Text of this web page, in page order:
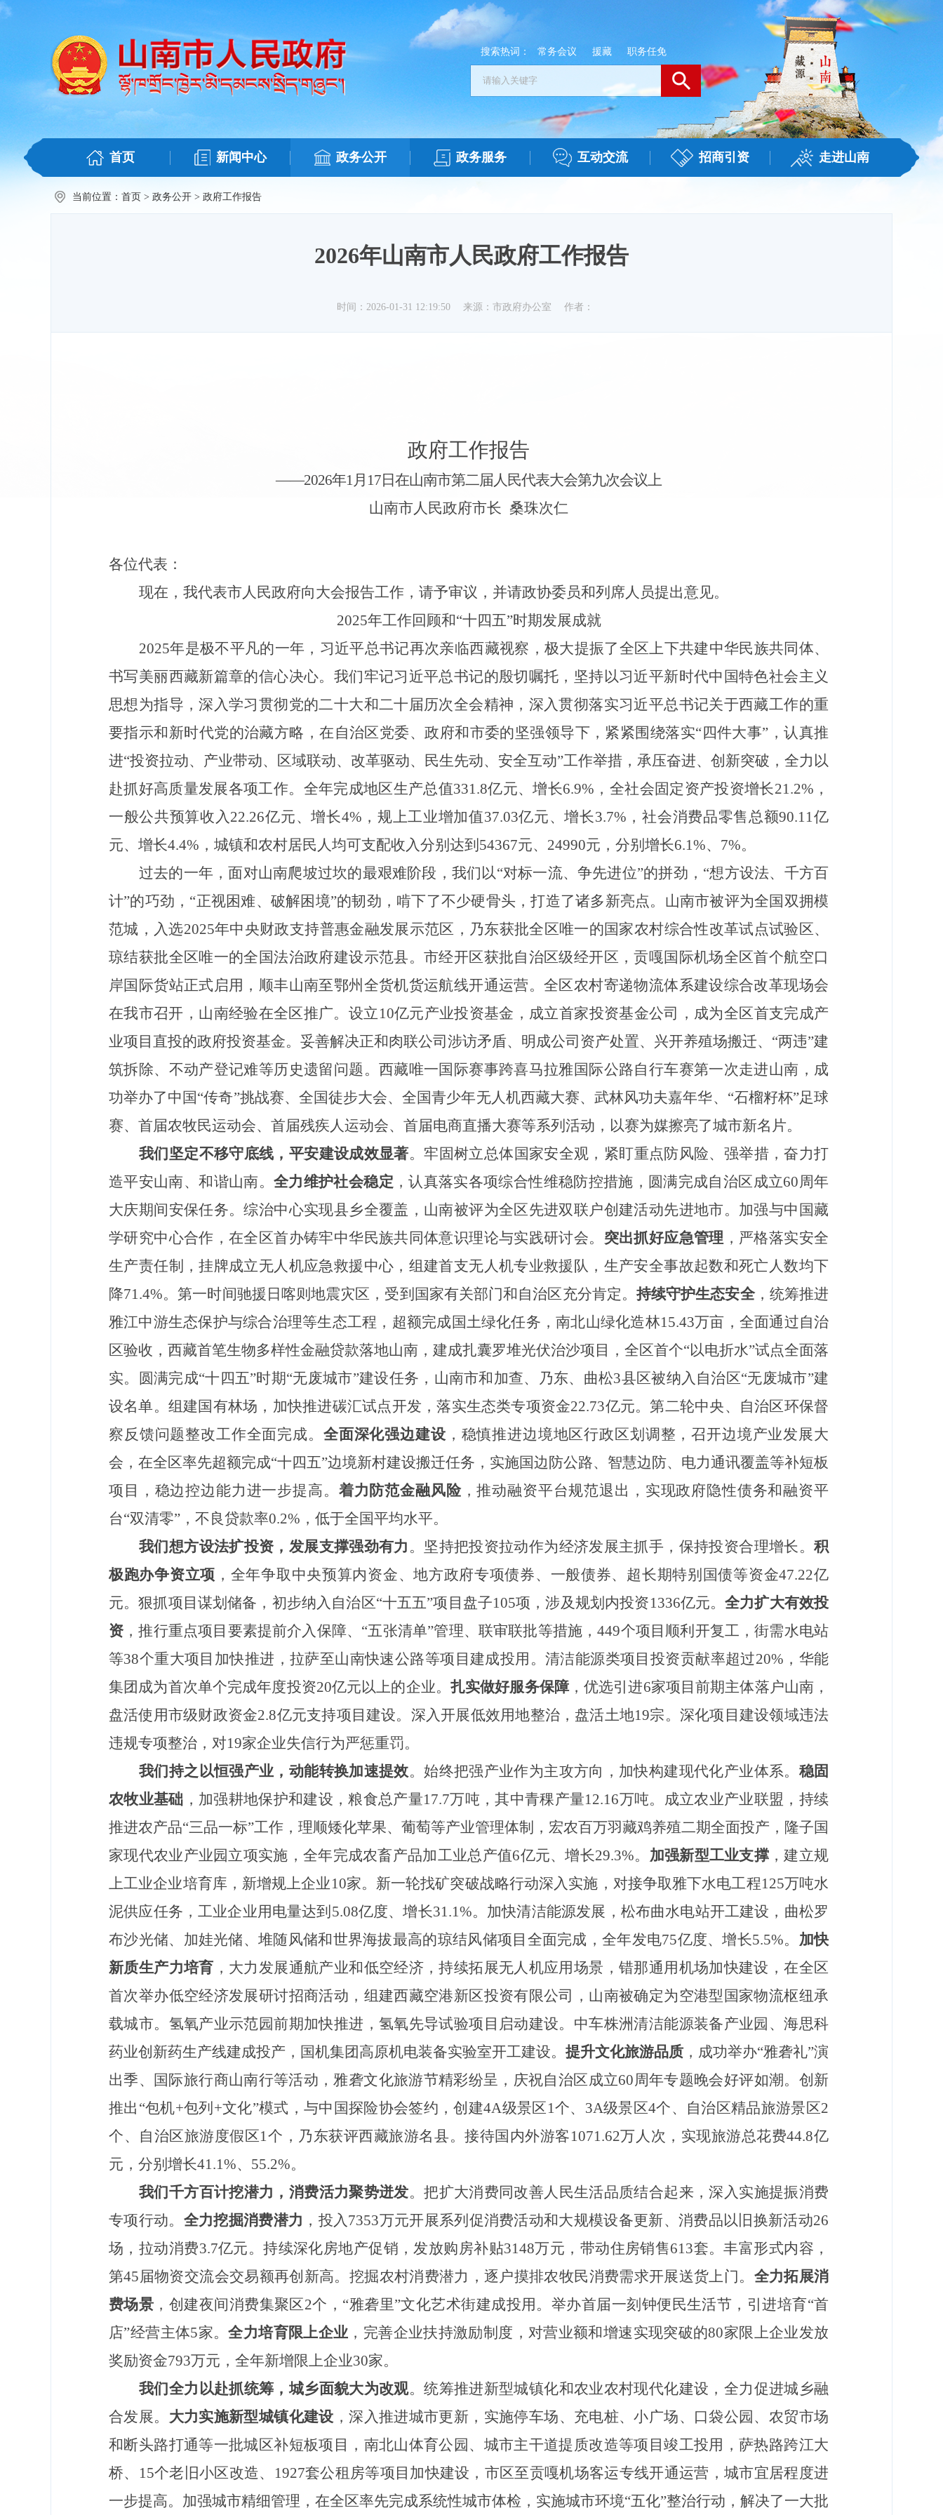
搜索热词： 常务会议 援藏 职务任免
首页 新闻中心 政务公开 政务服务 互动交流 招商引资 走进山南
当前位置： 首页 > 政务公开 > 政府工作报告
2026年山南市人民政府工作报告
时间：2026-01-31 12:19:50 来源：市政府办公室 作者：
政府工作报告
——2026年1月 17日在山南市第二届人民代表大会第九次会议上
山南市人民政府市长 桑珠次仁
各位代表：
现在，我代表市人民政府向大会报告工作，请予审议，并请政协委员和列席人员提出意见。
2025年工作回顾和“十四五”时期发展成就
2025年是极不平凡的一年，习近平总书记再次亲临西藏视察，极大提振了全区上下共建中华民族共同体、
书写美丽西藏新篇章的信心决心。我们牢记习近平总书记的殷切嘱托，坚持以习近平新时代中国特色社会主义
思想为指导，深入学习贯彻党的二十大和二十届历次全会精神，深入贯彻落实习近平总书记关于西藏工作的重
要指示和新时代党的治藏方略，在自治区党委、政府和市委的坚强领导下，紧紧围绕落实“四件大事”，认真推
进“投资拉动、产业带动、区域联动、改革驱动、民生先动、安全互动”工作举措，承压奋进、创新突破，全力以
赴抓好高质量发展各项工作。全年完成地区生产总值331.8亿元、增长6.9%，全社会固定资产投资增长21.2%，
一般公共预算收入22.26亿元、增长4%，规上工业增加值37.03亿元、增长3.7%，社会消费品零售总额90.11亿
元、增长4.4%，城镇和农村居民人均可支配收入分别达到54367元、24990元，分别增长6.1%、7%。
过去的一年，面对山南爬坡过坎的最艰难阶段，我们以“对标一流、争先进位”的拼劲，“想方设法、千方百
计”的巧劲，“正视困难、破解困境”的韧劲，啃下了不少硬骨头，打造了诸多新亮点。山南市被评为全国双拥模
范城，入选2025年中央财政支持普惠金融发展示范区，乃东获批全区唯一的国家农村综合性改革试点试验区、
琼结获批全区唯一的全国法治政府建设示范县。市经开区获批自治区级经开区，贡嘎国际机场全区首个航空口
岸国际货站正式启用，顺丰山南至鄂州全货机货运航线开通运营。全区农村寄递物流体系建设综合改革现场会
在我市召开，山南经验在全区推广。设立10亿元产业投资基金，成立首家投资基金公司，成为全区首支完成产
业项目直投的政府投资基金。妥善解决正和肉联公司涉访矛盾、明成公司资产处置、兴开养殖场搬迁、“两违”建
筑拆除、不动产登记难等历史遗留问题。西藏唯一国际赛事跨喜马拉雅国际公路自行车赛第一次走进山南，成
功举办了中国“传奇”挑战赛、全国徒步大会、全国青少年无人机西藏大赛、武林风功夫嘉年华、“石榴籽杯”足球
赛、首届农牧民运动会、首届残疾人运动会、首届电商直播大赛等系列活动，以赛为媒擦亮了城市新名片。
我们坚定不移守底线 ， 平安建设成效显著。牢固树立总体国家安全观，紧盯重点防风险、强举措，奋力打
造平安山南、和谐山南。 全力维护社会稳定 ，认真落实各项综合性维稳防控措施，圆满完成自治区成立60周年
大庆期间安保任务。综治中心实现县乡全覆盖，山南被评为全区先进双联户创建活动先进地市。加强与中国藏
学研究中心合作，在全区首办铸牢中华民族共同体意识理论与实践研讨会。 突出抓好应急管理 ，严格落实安全
生产责任制，挂牌成立无人机应急救援中心，组建首支无人机专业救援队，生产安全事故起数和死亡人数均下
降71.4%。第一时间驰援日喀则地震灾区，受到国家有关部门和自治区充分肯定。 持续守护生态安全，统筹推进
雅江中游生态保护与综合治理等生态工程，超额完成国土绿化任务，南北山绿化造林15.43万亩，全面通过自治
区验收，西藏首笔生物多样性金融贷款落地山南，建成扎囊罗堆光伏治沙项目，全区首个“以电折水”试点全面落
实。圆满完成“十四五”时期“无废城市”建设任务，山南市和加查、乃东、曲松3县区被纳入自治区“无废城市”建
设名单。组建国有林场，加快推进碳汇试点开发，落实生态类专项资金22.73亿元。第二轮中央、自治区环保督
察反馈问题整改工作全面完成。 全面深化强边建设 ，稳慎推进边境地区行政区划调整，召开边境产业发展大
会，在全区率先超额完成“十四五”边境新村建设搬迁任务，实施国边防公路、智慧边防、电力通讯覆盖等补短板
项目，稳边控边能力进一步提高。 着力防范金融风险，推动融资平台规范退出，实现政府隐性债务和融资平
台“双清零”，不良贷款率0.2%，低于全国平均水平。
我们想方设法扩投资，发展支撑强劲有力 。 坚持把投资拉动作为经济发展主抓手，保持投资合理增长。积
极跑办争资立项 ，全年争取中央预算内资金、地方政府专项债券、一般债券、超长期特别国债等资金47.22亿
元。狠抓项目谋划储备，初步纳入自治区“十五五”项目盘子105项，涉及规划内投资1336亿元。全力扩大有效投
资 ，推行重点项目要素提前介入保障、“五张清单”管理、联审联批等措施，449个项目顺利开复工，街需水电站
等38个重大项目加快推进，拉萨至山南快速公路等项目建成投用。清洁能源类项目投资贡献率超过20%，华能
集团成为首次单个完成年度投资20亿元以上的企业。 扎实做好服务保障，优选引进6家项目前期主体落户山南，
盘活使用市级财政资金2.8亿元支持项目建设。深入开展低效用地整治，盘活土地19宗。深化项目建设领域违法
违规专项整治，对19家企业失信行为严惩重罚。
我们持之以恒强产业，动能转换加速提效。始终把强产业作为主攻方向，加快构建现代化产业体系。 稳固
农牧业基础 ，加强耕地保护和建设，粮食总产量17.7万吨，其中青稞产量12.16万吨。成立农业产业联盟，持续
推进农产品“三品一标”工作，理顺矮化苹果、葡萄等产业管理体制，宏农百万羽藏鸡养殖二期全面投产，隆子国
家现代农业产业园立项实施，全年完成农畜产品加工业总产值6亿元、增长29.3%。 加强新型工业支撑 ，建立规
上工业企业培育库，新增规上企业10家。新一轮找矿突破战略行动深入实施，对接争取雅下水电工程125万吨水
泥供应任务，工业企业用电量达到5.08亿度、增长31.1%。加快清洁能源发展，松布曲水电站开工建设，曲松罗
布沙光储、加娃光储、堆随风储和世界海拔最高的琼结风储项目全面完成，全年发电75亿度、增长5.5%。 加快
新质生产力培育 ，大力发展通航产业和低空经济，持续拓展无人机应用场景，错那通用机场加快建设，在全区
首次举办低空经济发展研讨招商活动，组建西藏空港新区投资有限公司，山南被确定为空港型国家物流枢纽承
载城市。氢氧产业示范园前期加快推进，氢氧先导试验项目启动建设。中车株洲清洁能源装备产业园、海思科
药业创新药生产线建成投产，国机集团高原机电装备实验室开工建设。 提升文化旅游品质 ，成功举办“雅砻礼”演
出季、国际旅行商山南行等活动，雅砻文化旅游节精彩纷呈，庆祝自治区成立60周年专题晚会好评如潮。创新
推出“包机+包列+文化”模式，与中国探险协会签约，创建4A级景区1个、3A级景区4个、自治区精品旅游景区2
个、自治区旅游度假区1个，乃东获评西藏旅游名县。接待国内外游客1071.62万人次，实现旅游总花费44.8亿
元，分别增长41.1%、55.2%。
我们千方百计挖潜力，消费活力聚势迸发。把扩大消费同改善人民生活品质结合起来，深入实施提振消费
专项行动。 全力挖掘消费潜力 ，投入7353万元开展系列促消费活动和大规模设备更新、消费品以旧换新活动26
场，拉动消费3.7亿元。持续深化房地产促销，发放购房补贴3148万元，带动住房销售613套。丰富形式内容，
第45届物资交流会交易额再创新高。挖掘农村消费潜力，逐户摸排农牧民消费需求开展送货上门。 全力拓展消
费场景 ，创建夜间消费集聚区2个，“雅砻里”文化艺术街建成投用。举办首届一刻钟便民生活节，引进培育“首
店”经营主体5家。全力培育限上企业 ，完善企业扶持激励制度，对营业额和增速实现突破的80家限上企业发放
奖励资金793万元，全年新增限上企业30家。
我们全力以赴抓统筹，城乡面貌大为改观。统筹推进新型城镇化和农业农村现代化建设，全力促进城乡融
合发展。 大力实施新型城镇化建设 ，深入推进城市更新，实施停车场、充电桩、小广场、口袋公园、农贸市场
和断头路打通等一批城区补短板项目，南北山体育公园、城市主干道提质改造等项目竣工投用，萨热路跨江大
桥、15个老旧小区改造、1927套公租房等项目加快建设，市区至贡嘎机场客运专线开通运营，城市宜居程度进
一步提高。加强城市精细管理，在全区率先完成系统性城市体检，实施城市环境“五化”整治行动，解决了一大批